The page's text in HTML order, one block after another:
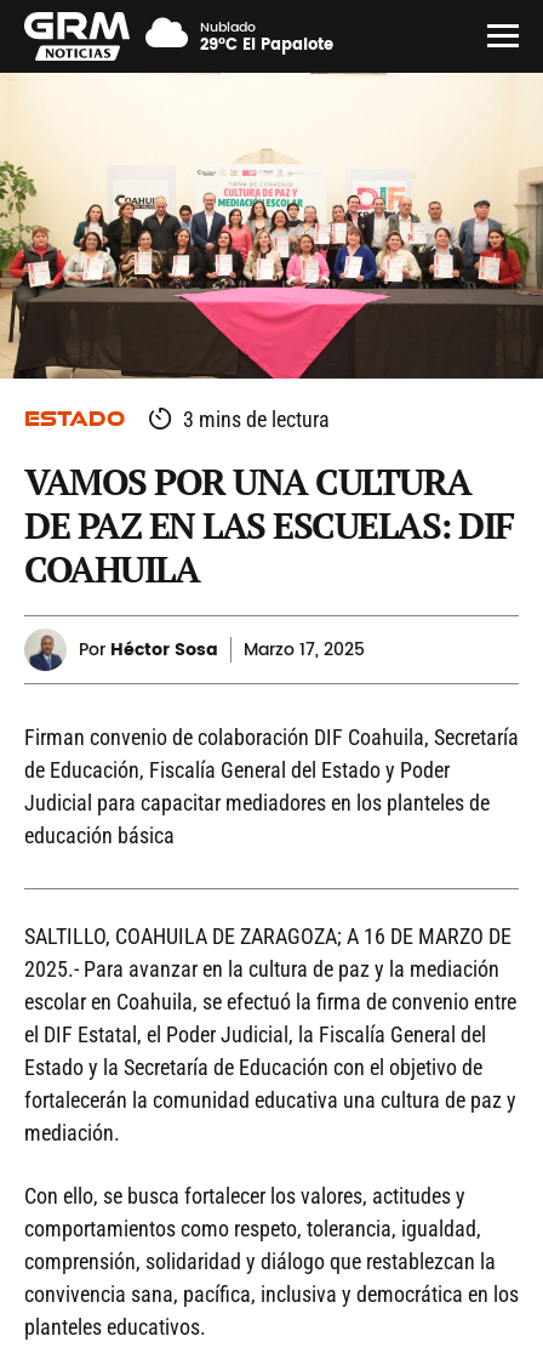
Nublado
29°C El Papalote
ESTADO 3 mins de lectura
VAMOS POR UNA CULTURA
DE PAZ EN LAS ESCUELAS: DIF
COAHUILA
Por Héctor Sosa Marzo17, 2025
Firman convenio de colaboración DIF Coahuila, Secretaría
de Educación, Fiscalía General del Estado y Poder
Judicial para capacitar mediadores en los planteles de
educación básica
SALTILLO, COAHUILA DE ZARAGOZA; A 16 DE MARZO DE
2025.- Para avanzar en la cultura de paz y la mediación
escolar en Coahuila, se efectuó la firma de convenio entre
el DIF Estatal, el Poder Judicial, la Fiscalía General del
Estado y la Secretaría de Educación con el objetivo de
fortalecerán la comunidad educativa una cultura de paz y
mediación.
Con ello, se busca fortalecer los valores, actitudes y
comportamientos como respeto, tolerancia, igualdad,
comprensión, solidaridad y diálogo que restablezcan la
convivencia sana, pacífica, inclusiva y democrática en los
planteles educativos.